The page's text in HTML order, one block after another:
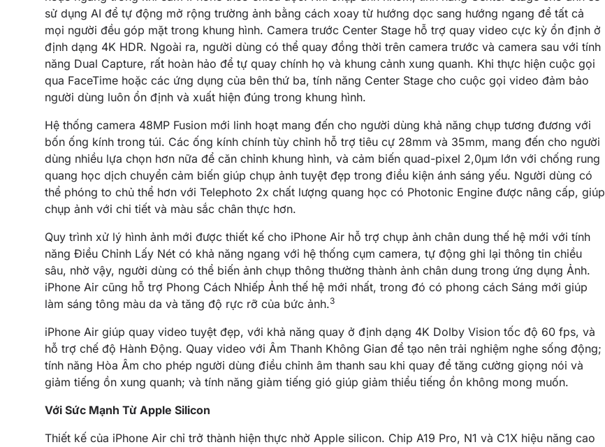
sử dụng AI để tự động mở rộng trường ảnh bằng cách xoay từ hướng dọc sang hướng ngang để tất cả
mọi người đều góp mặt trong khung hình. Camera trước Center Stage hỗ trợ quay video cực kỳ ổn định ở
định dạng 4K HDR. Ngoài ra, người dùng có thể quay đồng thời trên camera trước và camera sau với tính
năng Dual Capture, rất hoàn hảo để tự quay chính họ và khung cảnh xung quanh. Khi thực hiện cuộc gọi
qua FaceTime hoặc các ứng dụng của bên thứ ba, tính năng Center Stage cho cuộc gọi video đảm bảo
người dùng luôn ổn định và xuất hiện đúng trong khung hình.
Hệ thống camera 48MP Fusion mới linh hoạt mang đến cho người dùng khả năng chụp tương đương với
bốn ống kính trong túi. Các ống kính chính tùy chỉnh hỗ trợ tiêu cự 28mm và 35mm, mang đến cho người
dùng nhiều lựa chọn hơn nữa để căn chỉnh khung hình, và cảm biến quad-pixel 2,0µm lớn với chống rung
quang học dịch chuyển cảm biến giúp chụp ảnh tuyệt đẹp trong điều kiện ánh sáng yếu. Người dùng có
thể phóng to chủ thể hơn với Telephoto 2x chất lượng quang học có Photonic Engine được nâng cấp, giúp
chụp ảnh với chi tiết và màu sắc chân thực hơn.
Quy trình xử lý hình ảnh mới được thiết kế cho iPhone Air hỗ trợ chụp ảnh chân dung thế hệ mới với tính
năng Điều Chỉnh Lấy Nét có khả năng ngang với hệ thống cụm camera, tự động ghi lại thông tin chiều
sâu, nhờ vậy, người dùng có thể biến ảnh chụp thông thường thành ảnh chân dung trong ứng dụng Ảnh.
iPhone Air cũng hỗ trợ Phong Cách Nhiếp Ảnh thế hệ mới nhất, trong đó có phong cách Sáng mới giúp
làm sáng tông màu da và tăng độ rực rỡ của bức ảnh.3
iPhone Air giúp quay video tuyệt đẹp, với khả năng quay ở định dạng 4K Dolby Vision tốc độ 60 fps, và
hỗ trợ chế độ Hành Động. Quay video với Âm Thanh Không Gian để tạo nên trải nghiệm nghe sống động;
tính năng Hòa Âm cho phép người dùng điều chỉnh âm thanh sau khi quay để tăng cường giọng nói và
giảm tiếng ồn xung quanh; và tính năng giảm tiếng gió giúp giảm thiểu tiếng ồn không mong muốn.
Với Sức Mạnh Từ Apple Silicon
Thiết kế của iPhone Air chỉ trở thành hiện thực nhờ Apple silicon. Chip A19 Pro, N1 và C1X hiệu năng cao